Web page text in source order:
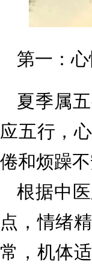
第一：
夏季属
应五行，
倦和烦躁不
根据中
点，情绪
常，机体